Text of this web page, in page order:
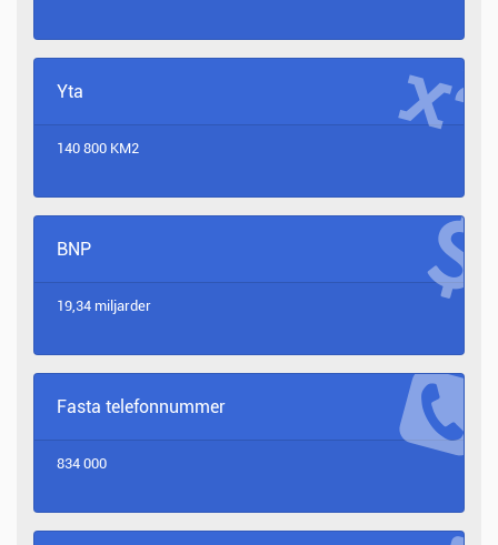
Yta
140 800 KM2
BNP
19,34 miljarder
Fasta telefonnummer
834 000